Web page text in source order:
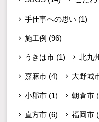
手仕事への思い (1)
施工例 (96)
うきは市 (1) 北九
嘉麻市 (4) 大野城
小郡市 (1) 朝倉市
直方市 (6) 福岡市